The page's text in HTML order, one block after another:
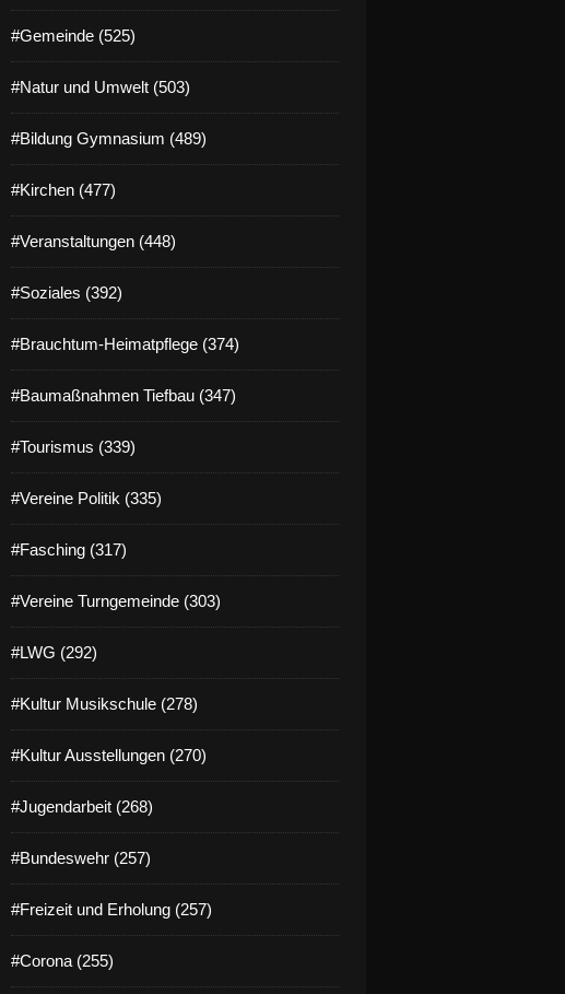
#Gemeinde (525)
#Natur und Umwelt (503)
#Bildung Gymnasium (489)
#Kirchen (477)
#Veranstaltungen (448)
#Soziales (392)
#Brauchtum-Heimatpflege (374)
#Baumaßnahmen Tiefbau (347)
#Tourismus (339)
#Vereine Politik (335)
#Fasching (317)
#Vereine Turngemeinde (303)
#LWG (292)
#Kultur Musikschule (278)
#Kultur Ausstellungen (270)
#Jugendarbeit (268)
#Bundeswehr (257)
#Freizeit und Erholung (257)
#Corona (255)